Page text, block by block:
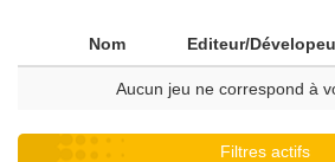
Nom Editeur/
Aucun jeu ne correspond à
Filtres actifs